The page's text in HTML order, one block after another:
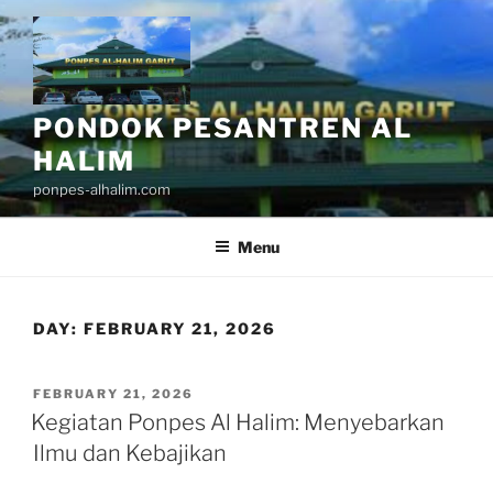
Skip
to
content
PONDOK PESANTREN AL
HALIM
ponpes-alhalim.com
Menu
DAY: FEBRUARY 21, 2026
POSTED
ON
FEBRUARY 21, 2026
Kegiatan Ponpes Al Halim: Menyebarkan
Ilmu dan Kebajikan